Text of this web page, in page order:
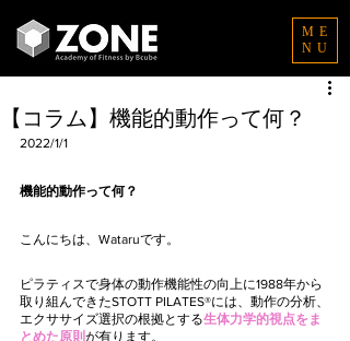
ME
NU
【コラム】機能的動作って何？
2022/1/1
機能的動作って何？
こんにちは、Wataruです。
ピラティスで身体の動作機能性の向上に1988年から
取り組んできたSTOTT PILATES®には、動作の分析、
エクササイズ選択の根拠とする生体力学的視点をま
とめた原則 が有ります。